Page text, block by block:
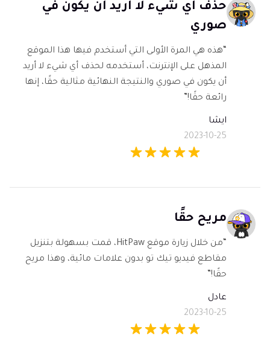
حذف أي شيء لا أريد أن يكون في
صوري
“هذه هي المرة الأولى التي أستخدم فيها هذا الموقع
المذهل على الإنترنت، أستخدمه لحذف أي شيء لا أريد
أن يكون في صوري والنتيجة النهائية مثالية حقًا، إنها
رائعة حقًا!”
ايشا
2023-10-25
مريح حقًا
“من خلال زيارة موقع HitPaw، قمت بسهولة بتنزيل
مقاطع فيديو تيك تو بدون علامات مائية، وهذا مريح
حقًا!”
عادل
2023-10-25